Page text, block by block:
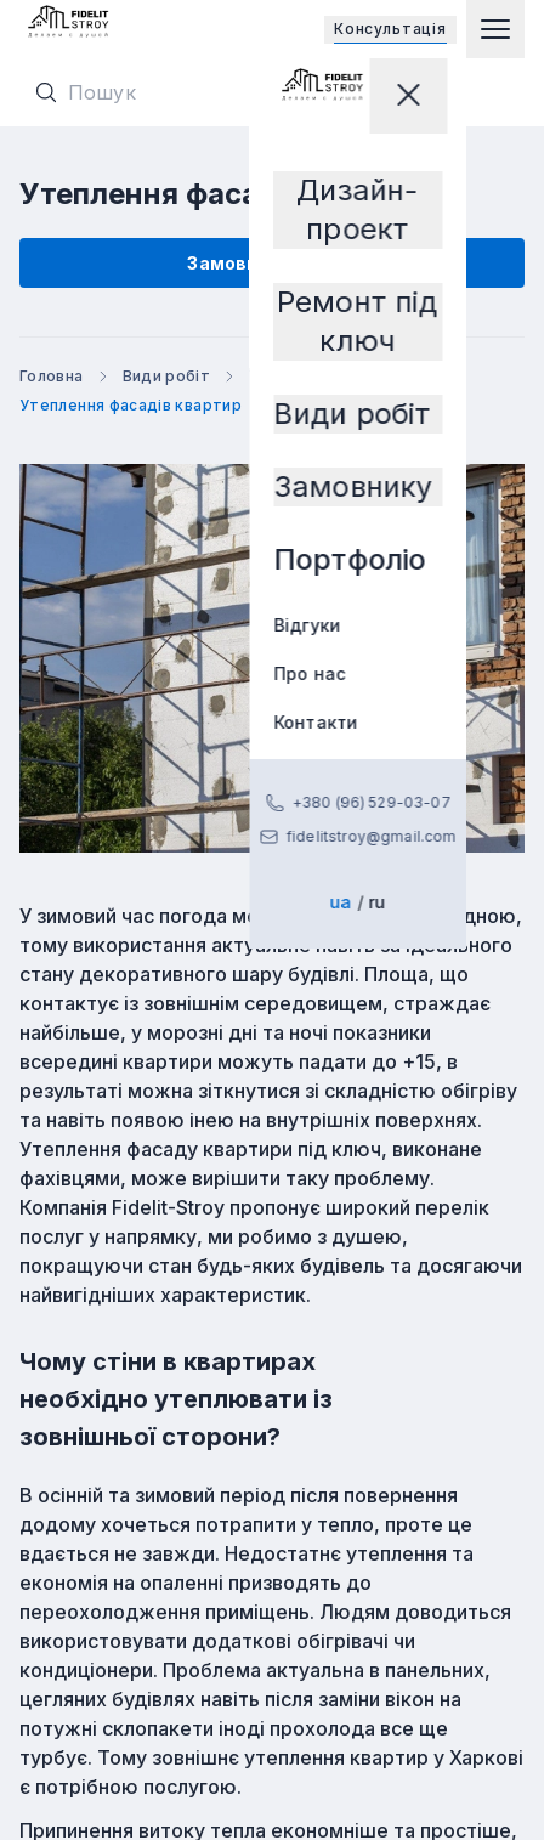
Перейти на головну сторінку
Дизайн-
проект
Ремонт під
ключ
Види робіт
Замовнику
Портфоліо
Відгуки
Про нас
Контакти
Замовнику
+380 (96) 529-03-07
fidelitstroy@gmail.com
ua ru
Консультацiя Відкриває
Утеплення фасадів квартир
Замовити послугу
Головна Види робіт
Утеплення фасадів квартир
У зимовий час погода може бути досить холодною,
тому використання актуальне навіть за ідеального
стану декоративного шару будівлі. Площа, що
контактує із зовнішнім середовищем, страждає
найбільше, у морозні дні та ночі показники
всередині квартири можуть падати до +15, в
результаті можна зіткнутися зі складністю обігріву
та навіть появою інею на внутрішніх поверхнях.
Утеплення фасаду квартири під ключ, виконане
фахівцями, може вирішити таку проблему.
Компанія Fidelit-Stroy пропонує широкий перелік
послуг у напрямку, ми робимо з душею,
покращуючи стан будь-яких будівель та досягаючи
найвигідніших характеристик.
Чому стіни в квартирах
необхідно утеплювати із
зовнішньої сторони?
В осінній та зимовий період після повернення
додому хочеться потрапити у тепло, проте це
вдається не завжди. Недостатнє утеплення та
економія на опаленні призводять до
переохолодження приміщень. Людям доводиться
використовувати додаткові обігрівачі чи
кондиціонери. Проблема актуальна в панельних,
цегляних будівлях навіть після заміни вікон на
потужні склопакети іноді прохолода все ще
турбує. Тому зовнішнє утеплення квартир у Харкові
є потрібною послугою.
Припинення витоку тепла економніше та простіше,